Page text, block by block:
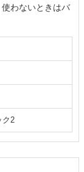
わないときはバ
ク2